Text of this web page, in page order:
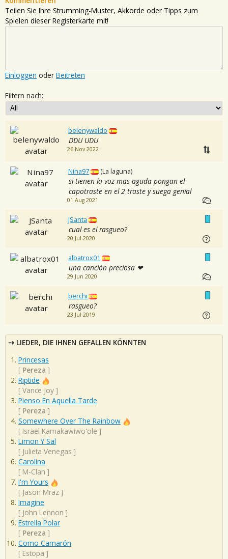
Teilen Sie Ihre Strumming-Muster, Akkorde oder Tipps zum
Spielen dieser Registerkarte mit!
Einloggen oder Beitreten
Filtern nach:
belenywaldo
DDU UDU
26 Nov 2022
Nina97 (La laguna)
si tienen la voz mas aguda pongan el
capotraste en el 2 traste y suega genial
01 Aug 2021
JSanta
cual es el rasgueo?
20 Jul 2020
albatrox01
una canción preciosa ❤
29 Jun 2020
berchi
rasgueo?
23 Jul 2019
LIEDER, DIE IHNEN GEFALLEN KÖNNTEN
Princesas
[ Pereza ]
Riptide
[ Vance Joy ]
Pienso En Aquella Tarde
[ Pereza ]
Somewhere Over The Rainbow
[ Israel Kamakawiwo'ole ]
Limon Y Sal
[ Julieta Venegas ]
Carolina
[ M-Clan ]
I'm Yours
[ Jason Mraz ]
Imagine
[ John Lennon ]
Estrella Polar
[ Pereza ]
Como Camarón
[ Estopa ]